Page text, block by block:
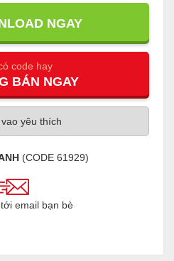
NGAY
code hay
BÁN NGAY
vao yêu thích
(CODE 61929)
email bạn bè